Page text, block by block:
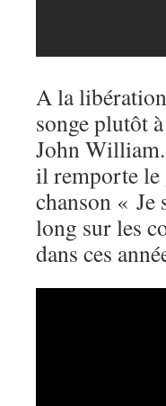
A la
songe plutôt
John
il remporte le
chanson « Je
long sur les
dans ces